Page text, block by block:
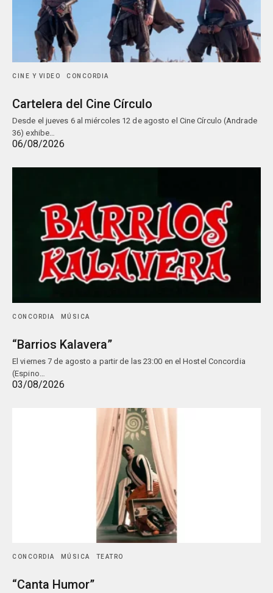
CINE Y VIDEO CONCORDIA
Cartelera del Cine Círculo
Desde el jueves 6 al miércoles 12 de agosto el Cine Círculo (Andrade
36) exhibe…
06/08/2026
CONCORDIA MÚSICA
“Barrios Kalavera”
El viernes 7 de agosto a partir de las 23:00 en el Hostel Concordia
(Espino…
03/08/2026
CONCORDIA MÚSICA TEATRO
“Canta Humor”